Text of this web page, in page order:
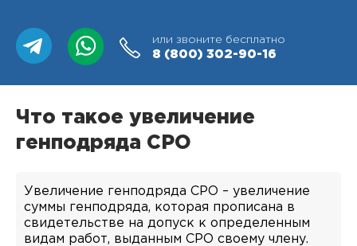
или звоните бесплатно
8 (800) 302-90-16
Что такое увеличение
генподряда СРО
Увеличение генподряда СРО – увеличение
суммы генподряда, которая прописана в
свидетельстве на допуск к определенным
видам работ, выданным СРО своему члену.